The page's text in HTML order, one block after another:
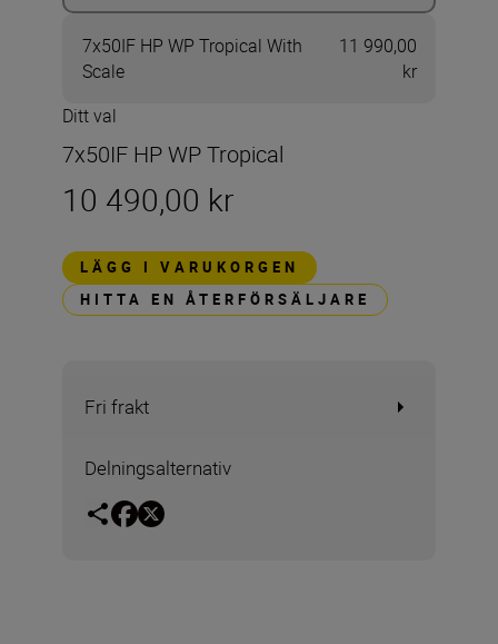
7x50IF HP WP Tropical With
Scale
11 990,00
kr
Ditt val
7x50IF HP WP Tropical
10 490,00 kr
LÄGG I VARUKORGEN
HITTA EN ÅTERFÖRSÄLJARE
Fri frakt
Delningsalternativ